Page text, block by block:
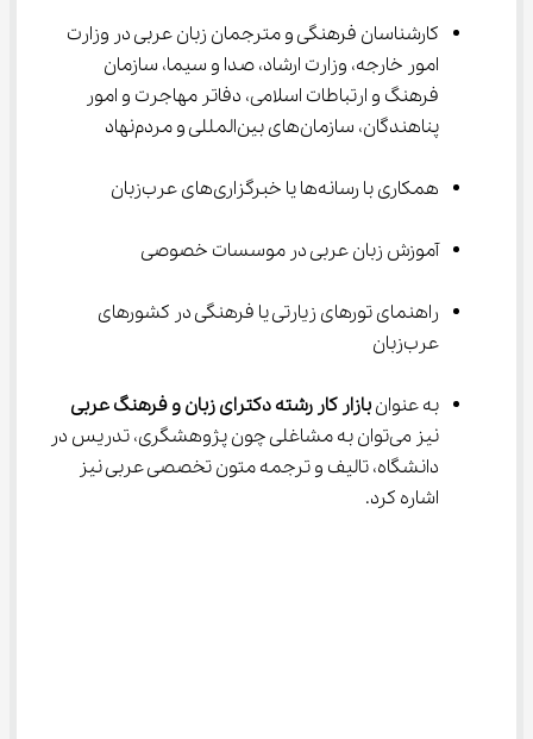
کارشناسان فرهنگی و مترجمان زبان عربی در وزارت
امور خارجه، وزارت ارشاد، صدا و سیما، سازمان
فرهنگ و ارتباطات اسلامی، دفاتر مهاجرت و امور
پناهندگان، سازمان‌های بین‌المللی و مردم‌نهاد
همکاری با رسانه‌ها یا خبرگزاری‌های عرب‌زبان
آموزش زبان عربی در موسسات خصوصی
راهنمای تورهای زیارتی یا فرهنگی در کشورهای
عرب‌زبان
به عنوان بازار کار رشته دکترای زبان و فرهنگ عربی
نیز می‌توان به مشاغلی چون پژوهشگری، تدریس در
دانشگاه، تالیف و ترجمه متون تخصصی عربی نیز
اشاره کرد.